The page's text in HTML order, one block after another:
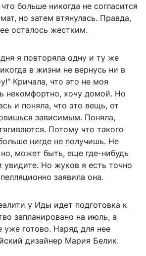
больше никогда не согласится
но затем втянулась. Правда,
осталось жестким.
я повторяла одну и ту же
в жизни не вернусь ни в
Кричала, что это не моя
некомфортно, хочу домой. Но
и поняла, что это вещь, от
зависимым. Поняла,
Потому что такого
нигде не получишь. Не
но, может быть, еще где-нибудь
увидите. Но жуков я есть точно
заявила она.
у Иды идет подготовка к
запланировано на июль, а
уже готово. Наряд для нее
дизайнер Мария Белик.